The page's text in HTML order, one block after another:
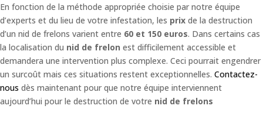
En fonction de la méthode appropriée choisie par notre équipe
d’experts et du lieu de votre infestation, les prix de la destruction
d’un nid de frelons varient entre 60 et 150 euros. Dans certains cas
la localisation du nid de frelon est difficilement accessible et
demandera une intervention plus complexe. Ceci pourrait engendrer
un surcoût mais ces situations restent exceptionnelles. Contactez-
nous dès maintenant pour que notre équipe interviennent
aujourd’hui pour le destruction de votre nid de frelons